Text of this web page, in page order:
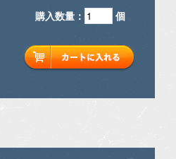
購入数量： 個